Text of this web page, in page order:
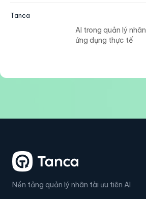
Tanca
AI trong quản lý
ứng dụng thực tế
Nền tảng quản lý nhân tài ưu tiên AI